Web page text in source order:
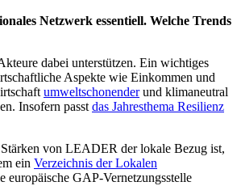
Netzwerk essentiell. Welche Trends
dabei unterstützen. Ein wichtiges
Aspekte wie Einkommen und
umweltschonenderund klimaneutral
Insofern passt das Jahresthema Resilienz
von LEADER der lokale Bezug ist,
ein Verzeichnis der Lokalen
europäische GAP-Vernetzungsstelle